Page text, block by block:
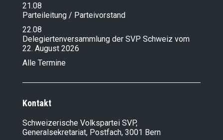
21.08
Parteileitung / Parteivorstand
22.08
Delegiertenversammlung der SVP Schweiz vom
22. August 2026
Alle Termine
Kontakt
Schweizerische Volkspartei SVP,
Generalsekretariat, Postfach, 3001 Bern